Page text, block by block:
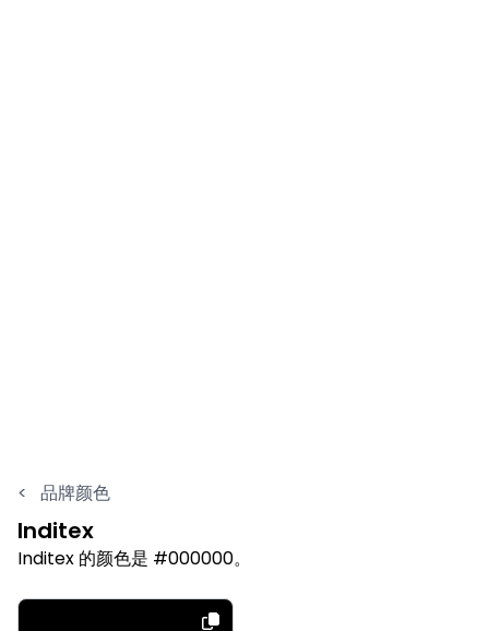
< 品牌颜色
Inditex
Inditex 的颜色是 #000000。